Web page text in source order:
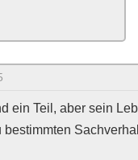
ein Teil, aber sein